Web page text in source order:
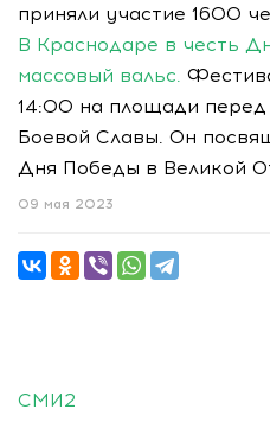
приняли участие 1600
В Краснодаре в честь
массовый вальс.
14:00 на площади
Боевой Славы. Он
Дня Победы в Великой
09 мая 2023
СМИ2